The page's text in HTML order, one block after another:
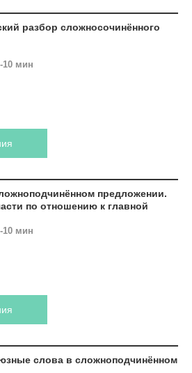
разбор сложносочинённого
10 мин
предложении.
по отношению к главной
10 мин
слова в сложноподчинённом